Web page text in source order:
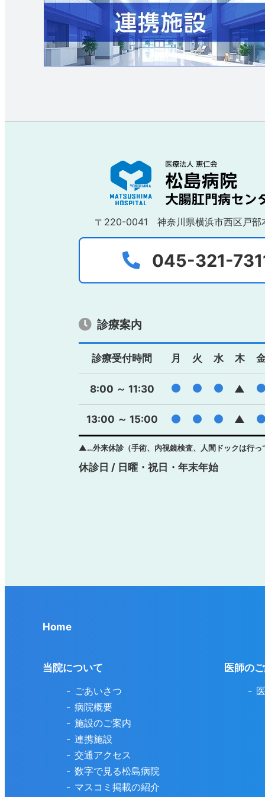
〒220-0041 神奈川県横浜市西区戸部
045-321-
診療案内
診療受付時間 月 火 水 木
8:00 ～ 11:30 ● ● ● ▲
13:00 ～ 15:00 ● ● ● ▲
▲…外来休診（手術、内視鏡検査、人間ドックは行っ
休診日 / 日曜・祝日・年末年始
Home
当院について
ごあいさつ
病院概要
施設のご案内
連携施設
交通アクセス
数字で見る松島病院
マスコミ掲載の紹介
医師の